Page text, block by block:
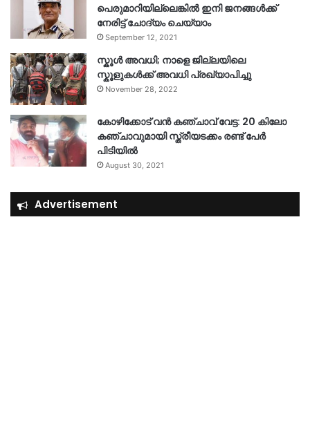
പെരുമാറിയില്ലെങ്കില്‍ ഇനി ജനങ്ങള്‍ക്ക്
നേരിട്ട് ചോദ്യം ചെയ്യാം
September 12, 2021
സ്കൂൾ അവധി; നാളെ ജില്ലയിലെ
സ്കൂളുകൾക്ക് അവധി പ്രഖ്യാപിച്ചു
November 28, 2022
കോഴിക്കോട് വൻ കഞ്ചാവ് വേട്ട: 20 കിലോ
കഞ്ചാവുമായി സ്ത്രീയടക്കം രണ്ട് പേർ
പിടിയിൽ
August 30, 2021
Advertisement